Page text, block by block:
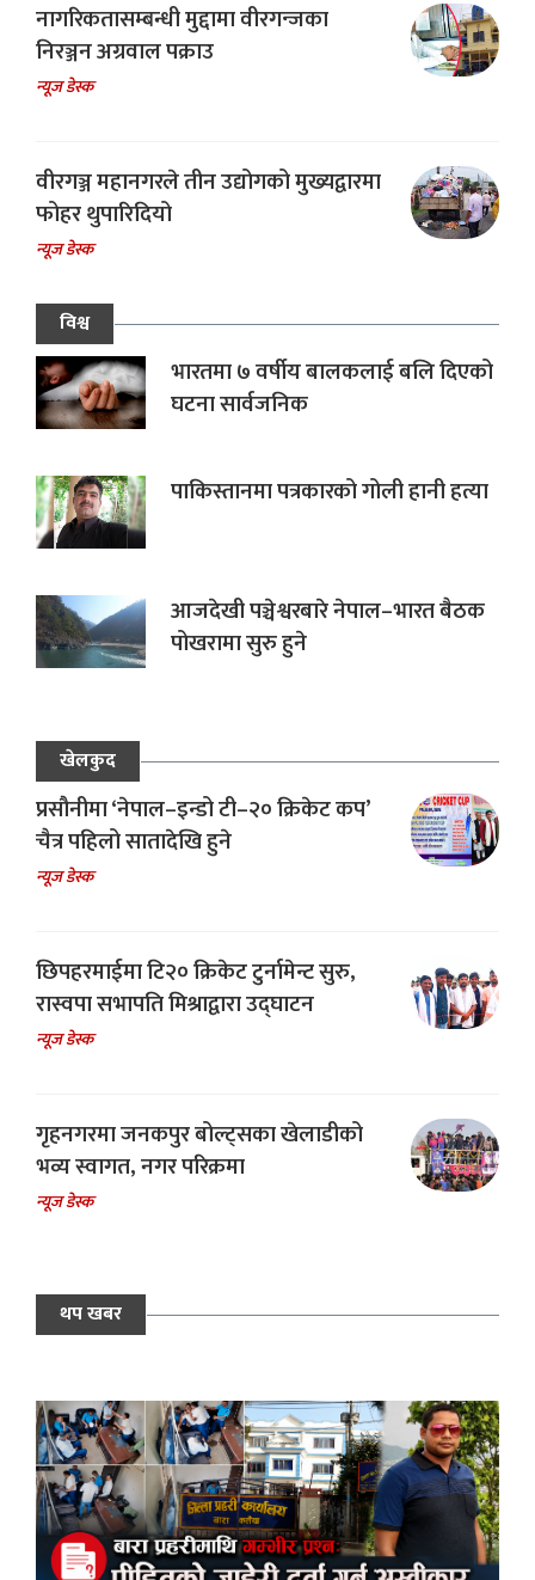
नागरिकतासम्बन्धी मुद्दामा वीरगन्जका
निरञ्जन अग्रवाल पक्राउ
न्यूज डेस्क
वीरगञ्ज महानगरले तीन उद्योगको मुख्यद्वारमा
फोहर थुपारिदियो
न्यूज डेस्क
विश्व
भारतमा ७ वर्षीय बालकलाई बलि दिएको
घटना सार्वजनिक
पाकिस्तानमा पत्रकारको गोली हानी हत्या
आजदेखी पञ्चेश्वरबारे नेपाल–भारत बैठक
पोखरामा सुरु हुने
खेलकुद
प्रसौनीमा ‘नेपाल–इन्डो टी–२० क्रिकेट कप’
चैत्र पहिलो सातादेखि हुने
न्यूज डेस्क
छिपहरमाईमा टि२० क्रिकेट टुर्नामेन्ट सुरु,
रास्वपा सभापति मिश्राद्वारा उद्घाटन
न्यूज डेस्क
गृहनगरमा जनकपुर बोल्ट्सका खेलाडीको
भव्य स्वागत, नगर परिक्रमा
न्यूज डेस्क
थप खबर